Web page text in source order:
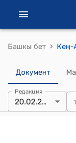
Башкы бет ›
Документ
Редакция
20.02.2024